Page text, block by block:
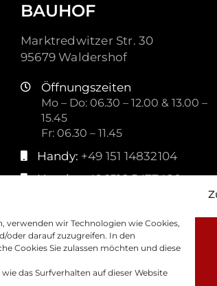
verwenden wir Technologien wie Cookies,
oder darauf zuzugreifen. In den
Cookies Sie zulassen möchten und diese
das Surfverhalten auf dieser Website
BAUHOF
Marktredwitzer Str. 30
95679 Waldershof
Öffnungszeiten
Mo – Do: 06.30 – 12.00 & 13.00 –
15.45
Fr: 06.30 – 11.45
Handy: +49 151 14832104
Handy:+49 1516 5477480
stadtbauhof@waldershof.de